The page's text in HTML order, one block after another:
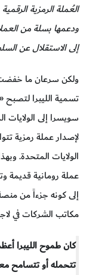
العُملة الرمزية
ودعمها بسلة من
إلى الاستقلال عن
ولكن سرعان ما
لإصدار عملة رمزية
الولايات المتحدة.
عملة رومانية قديمة
إلى كونه جزءاً من
مكاتب الشركات في
كان طموح الليبرا
تتحمله أو تتسامح